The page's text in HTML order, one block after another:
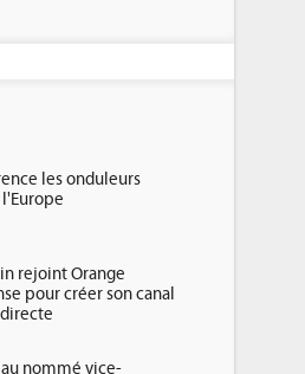
les onduleurs
rejoint Orange
pour créer son canal
nommé vice-